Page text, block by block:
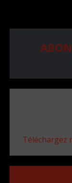
Téléchargez